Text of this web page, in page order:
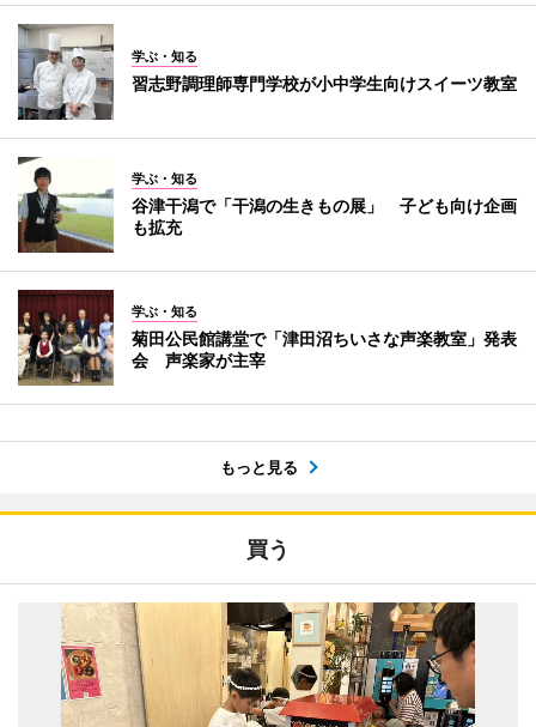
学ぶ・知る
習志野調理師専門学校が小中学生向けスイーツ教室
学ぶ・知る
谷津干潟で「干潟の生きもの展」 子ども向け企画
も拡充
学ぶ・知る
菊田公民館講堂で「津田沼ちいさな声楽教室」発表
会 声楽家が主宰
もっと見る
買う